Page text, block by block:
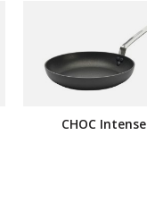
CHOC Intense